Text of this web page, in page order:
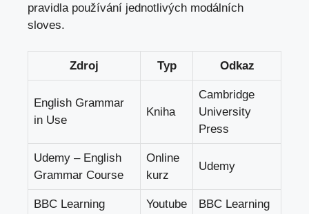
pravidla používání jednotlivých ‌modálních‍
sloves.
Zdroj Typ Odkaz
English Grammar
⁤in Use
Kniha
Cambridge
University
Press
Udemy – English
Grammar Course
Online
kurz
Udemy
BBC‌ Learning
Youtube
BBC Learning‍